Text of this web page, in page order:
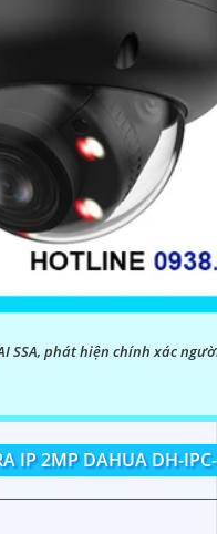
SSA, phát hiện chính xác
IP 2MP DAHUA DH-